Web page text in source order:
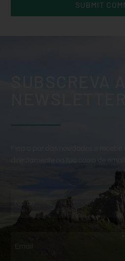
directamente na tua caixa de email.